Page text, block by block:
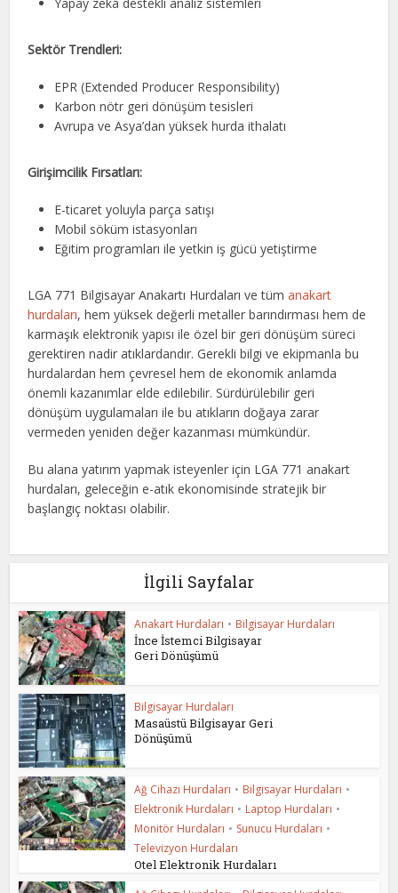
Sektör Trendleri:
EPR (Extended Producer Responsibility)
Karbon nötr geri dönüşüm tesisleri
Avrupa ve Asya’dan yüksek hurda ithalatı
Girişimcilik Fırsatları:
E-ticaret yoluyla parça satışı
Mobil söküm istasyonları
Eğitim programları ile yetkin iş gücü yetiştirme
LGA 771 Bilgisayar Anakartı Hurdaları ve tümanakart
hurdaları, hem yüksek değerli metaller barındırması hem de
karmaşık elektronik yapısı ile özel bir geri dönüşüm süreci
gerektiren nadir atıklardandır. Gerekli bilgi ve ekipmanla bu
hurdalardan hem çevresel hem de ekonomik anlamda
önemli kazanımlar elde edilebilir. Sürdürülebilir geri
dönüşüm uygulamaları ile bu atıkların doğaya zarar
vermeden yeniden değer kazanması mümkündür.
Bu alana yatırım yapmak isteyenler için LGA 771 anakart
hurdaları, geleceğin e-atık ekonomisinde stratejik bir
başlangıç noktası olabilir.
İlgili Sayfalar
Anakart Hurdaları • Bilgisayar Hurdaları
İnce İstemci Bilgisayar
Geri Dönüşümü
Bilgisayar Hurdaları
Masaüstü Bilgisayar Geri
Dönüşümü
Ağ Cihazı Hurdaları • Bilgisayar Hurdaları •
Elektronik Hurdaları • Laptop Hurdaları •
Monitör Hurdaları • Sunucu Hurdaları •
Televizyon Hurdaları
Otel Elektronik Hurdaları